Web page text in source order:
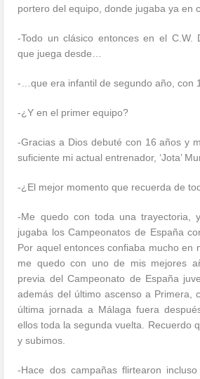
portero del equipo, donde jugaba ya en
-Todo un clásico entonces en el C.W.
que juega desde…
-…que era infantil de segundo año, con
-¿Y en el primer equipo?
-Gracias a Dios debuté con 16 años y
suficiente mi actual entrenador, ‘Jota’
-¿El mejor momento que recuerda de
-Me quedo con toda una trayectoria,
jugaba los Campeonatos de España
Por aquel entonces confiaba mucho en
me quedo con uno de mis mejores
previa del Campeonato de España
además del último ascenso a Primera,
última jornada a Málaga fuera
ellos toda la segunda vuelta. Recuerdo
y subimos.
-Hace dos campañas flirtearon